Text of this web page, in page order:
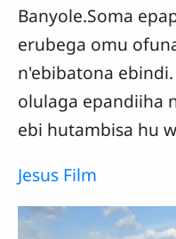
Banyole.Soma
erubega omu
n'ebibatona
olulaga epandiiha
ebi hutambisa hu
Jesus Film